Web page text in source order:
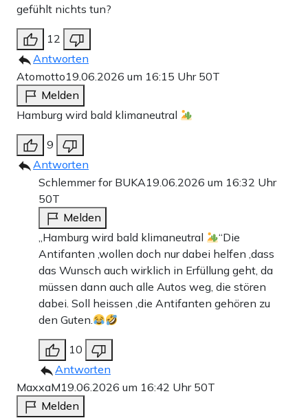
gefühlt nichts tun?
12
Antworten
Atomotto19.06.2026 um 16:15 Uhr 50T
Melden
Hamburg wird bald klimaneutral
9
Antworten
Schlemmer for BUKA19.06.2026 um 16:32 Uhr
50T
Melden
„Hamburg wird bald klimaneutral
“Die
Antifanten ,wollen doch nur dabei helfen ,dass
das Wunsch auch wirklich in Erfüllung geht, da
müssen dann auch alle Autos weg, die stören
dabei. Soll heissen ,die Antifanten gehören zu
den Guten.
10
Antworten
MaxxaM19.06.2026 um 16:42 Uhr 50T
Melden